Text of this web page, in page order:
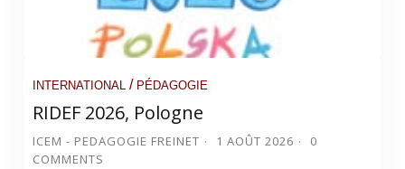
INTERNATIONAL / PÉDAGOGIE
RIDEF 2026, Pologne
ICEM - PEDAGOGIE FREINET 1 AOÛT 2026
0
COMMENTS